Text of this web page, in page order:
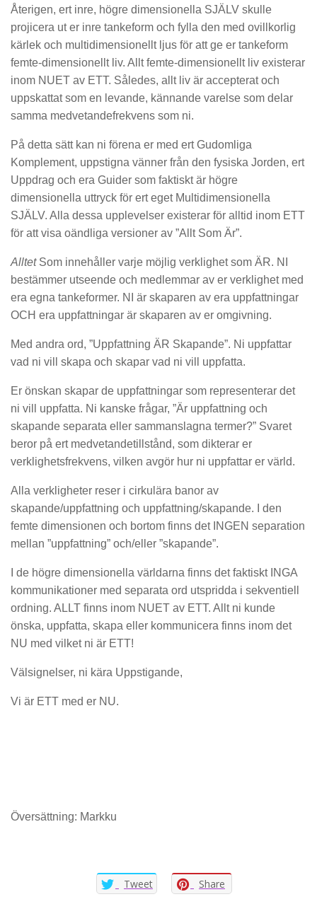
Återigen, ert inre, högre dimensionella SJÄLV skulle
projicera ut er inre tankeform och fylla den med ovillkorlig
kärlek och multidimensionellt ljus för att ge er tankeform
femte-dimensionellt liv. Allt femte-dimensionellt liv existerar
inom NUET av ETT. Således, allt liv är accepterat och
uppskattat som en levande, kännande varelse som delar
samma medvetandefrekvens som ni.
På detta sätt kan ni förena er med ert Gudomliga
Komplement, uppstigna vänner från den fysiska Jorden, ert
Uppdrag och era Guider som faktiskt är högre
dimensionella uttryck för ert eget Multidimensionella
SJÄLV. Alla dessa upplevelser existerar för alltid inom ETT
för att visa oändliga versioner av ”Allt Som Är”.
Alltet Som innehåller varje möjlig verklighet som ÄR. NI
bestämmer utseende och medlemmar av er verklighet med
era egna tankeformer. NI är skaparen av era uppfattningar
OCH era uppfattningar är skaparen av er omgivning.
Med andra ord, ”Uppfattning ÄR Skapande”. Ni uppfattar
vad ni vill skapa och skapar vad ni vill uppfatta.
Er önskan skapar de uppfattningar som representerar det
ni vill uppfatta. Ni kanske frågar, ”Är uppfattning och
skapande separata eller sammanslagna termer?” Svaret
beror på ert medvetandetillstånd, som dikterar er
verklighetsfrekvens, vilken avgör hur ni uppfattar er värld.
Alla verkligheter reser i cirkulära banor av
skapande/uppfattning och uppfattning/skapande. I den
femte dimensionen och bortom finns det INGEN separation
mellan ”uppfattning” och/eller ”skapande”.
I de högre dimensionella världarna finns det faktiskt INGA
kommunikationer med separata ord utspridda i sekventiell
ordning. ALLT finns inom NUET av ETT. Allt ni kunde
önska, uppfatta, skapa eller kommunicera finns inom det
NU med vilket ni är ETT!
Välsignelser, ni kära Uppstigande,
Vi är ETT med er NU.
Översättning: Markku
Tweet Share